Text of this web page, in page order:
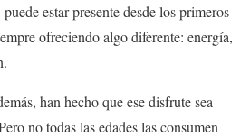
estar presente desde los primeros
ofreciendo algo diferente: energía,
han hecho que ese disfrute sea
no todas las edades las consumen